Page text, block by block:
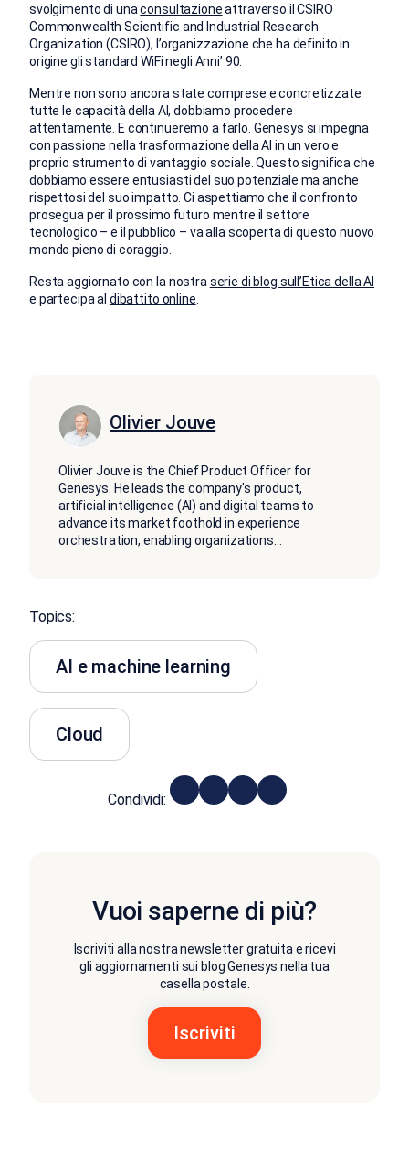
svolgimento di unaconsultazioneattraverso il CSIRO
Commonwealth Scientific and Industrial Research
Organization (CSIRO), l’organizzazione che ha definito in
origine gli standard WiFi negli Anni’ 90.
Mentre non sono ancora state comprese e concretizzate
tutte le capacità della AI, dobbiamo procedere
attentamente. E continueremo a farlo. Genesys si impegna
con passione nella trasformazione della AI in un vero e
proprio strumento di vantaggio sociale. Questo significa che
dobbiamo essere entusiasti del suo potenziale ma anche
rispettosi del suo impatto. Ci aspettiamo che il confronto
prosegua per il prossimo futuro mentre il settore
tecnologico – e il pubblico – va alla scoperta di questo nuovo
mondo pieno di coraggio.
Resta aggiornato con la nostra serie di blog sull’Etica della AI
e partecipa al dibattito online
Olivier Jouve
Olivier Jouve is the Chief Product Officer for
Genesys. He leads the company's product,
artificial intelligence (AI) and digital teams to
advance its market foothold in experience
orchestration, enabling organizations
Topics:
AI e machine learning
Cloud
Condividi:
Vuoi saperne di più?
Iscriviti alla nostra newsletter gratuita e ricevi
gli aggiornamenti sui blog Genesys nella tua
casella postale.